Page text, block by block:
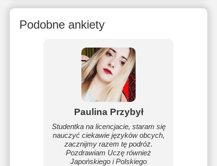
Podobne ankiety
Paulina Przybył
Studentka na licencjacie, staram się
nauczyć ciekawie języków obcych,
zacznijmy razem tę podróż.
Pozdrawiam Uczę również
Japońskiego i Polskiego